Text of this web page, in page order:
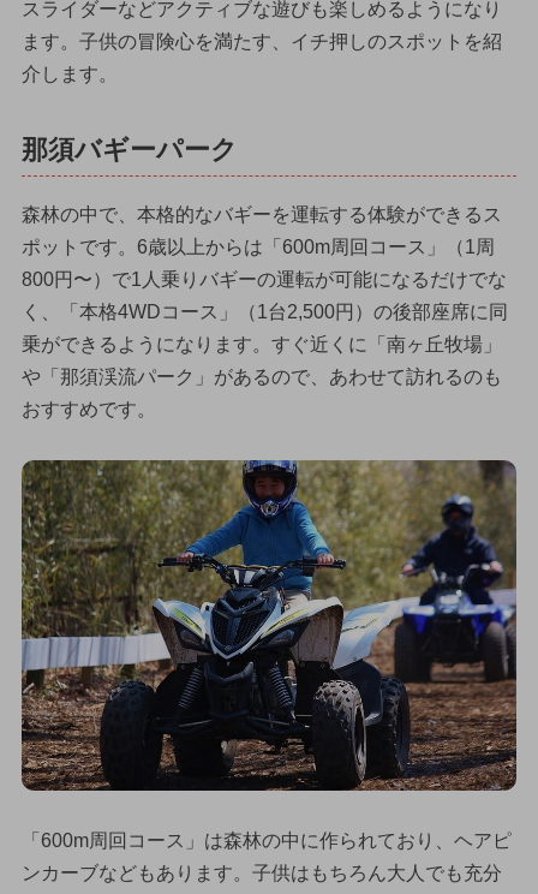
スライダーなどアクティブな遊びも楽しめるようになり
ます。子供の冒険心を満たす、イチ押しのスポットを紹
介します。
那須バギーパーク
森林の中で、本格的なバギーを運転する体験ができるス
ポットです。6歳以上からは「600m周回コース」（1周
800円〜）で1人乗りバギーの運転が可能になるだけでな
く、「本格4WDコース」（1台2,500円）の後部座席に同
乗ができるようになります。すぐ近くに「南ヶ丘牧場」
や「那須渓流パーク」があるので、あわせて訪れるのも
おすすめです。
「600m周回コース」は森林の中に作られており、ヘアピ
ンカーブなどもあります。子供はもちろん大人でも充分